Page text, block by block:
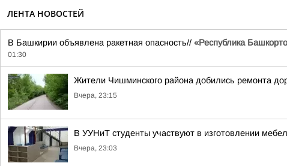
ЛЕНТА НОВОСТЕЙ
В Башкирии объявлена ракетная опасность// «Республика
01:30
Жители Чишминского района добились ремонта
Вчера, 23:15
В УУНиТ студенты участвуют в изготовлении
Вчера, 23:03